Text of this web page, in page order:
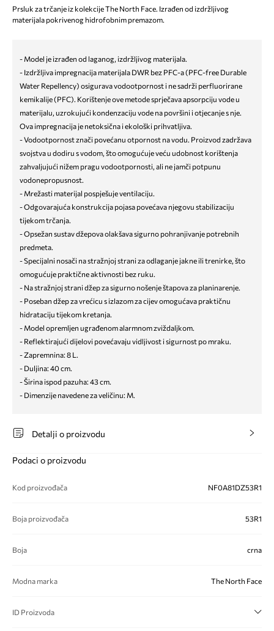
Prsluk za trčanje iz kolekcije The North Face. Izrađen od izdržljivog
materijala pokrivenog hidrofobnim premazom.
- Model je izrađen od laganog, izdržljivog materijala.
- Izdržljiva impregnacija materijala DWR bez PFC-a (PFC-free Durable
Water Repellency) osigurava vodootpornost i ne sadrži perfluorirane
kemikalije (PFC). Korištenje ove metode sprječava apsorpciju vode u
materijalu, uzrokujući kondenzaciju vode na površini i otjecanje s nje.
Ova impregnacija je netoksična i ekološki prihvatljiva.
- Vodootpornost znači povećanu otpornost na vodu. Proizvod zadržava
svojstva u dodiru s vodom, što omogućuje veću udobnost korištenja
zahvaljujući nižem pragu vodootpornosti, ali ne jamči potpunu
vodonepropusnost.
- Mrežasti materijal pospješuje ventilaciju.
- Odgovarajuća konstrukcija pojasa povećava njegovu stabilizaciju
tijekom trčanja.
- Opsežan sustav džepova olakšava sigurno pohranjivanje potrebnih
predmeta.
- Specijalni nosači na stražnjoj strani za odlaganje jakne ili trenirke, što
omogućuje praktične aktivnosti bez ruku.
- Na stražnjoj strani džep za sigurno nošenje štapova za planinarenje.
- Poseban džep za vrećicu s izlazom za cijev omogućava praktičnu
hidrataciju tijekom kretanja.
- Model opremljen ugrađenom alarmnom zviždaljkom.
- Reflektirajući dijelovi povećavaju vidljivost i sigurnost po mraku.
- Zapremnina: 8 L.
- Duljina: 40 cm.
- Širina ispod pazuha: 43 cm.
- Dimenzije navedene za veličinu: M.
Detalji o proizvodu
Podaci o proizvodu
Kod proizvođača NF0A81DZ53R1
Boja proizvođača 53R1
Boja crna
Modna marka The North Face
ID Proizvoda